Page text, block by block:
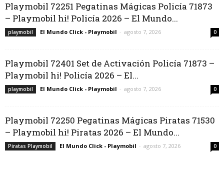
Playmobil 72251 Pegatinas Mágicas Policía 71873
– Playmobil hi! Policía 2026 – El Mundo...
playmobil El Mundo Click - Playmobil - agosto 7, 2026 0
Playmobil 72401 Set de Activación Policía 71873 –
Playmobil hi! Policía 2026 – El...
playmobil El Mundo Click - Playmobil - agosto 7, 2026 0
Playmobil 72250 Pegatinas Mágicas Piratas 71530
– Playmobil hi! Piratas 2026 – El Mundo...
Piratas Playmobil El Mundo Click - Playmobil - agosto 7, 2026 0